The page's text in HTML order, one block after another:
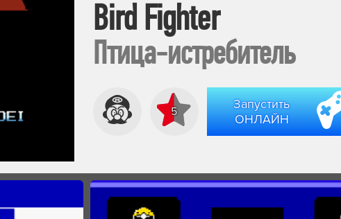
Bird Fighter
Птица-истребитель
5
Запустить
ОНЛАЙН